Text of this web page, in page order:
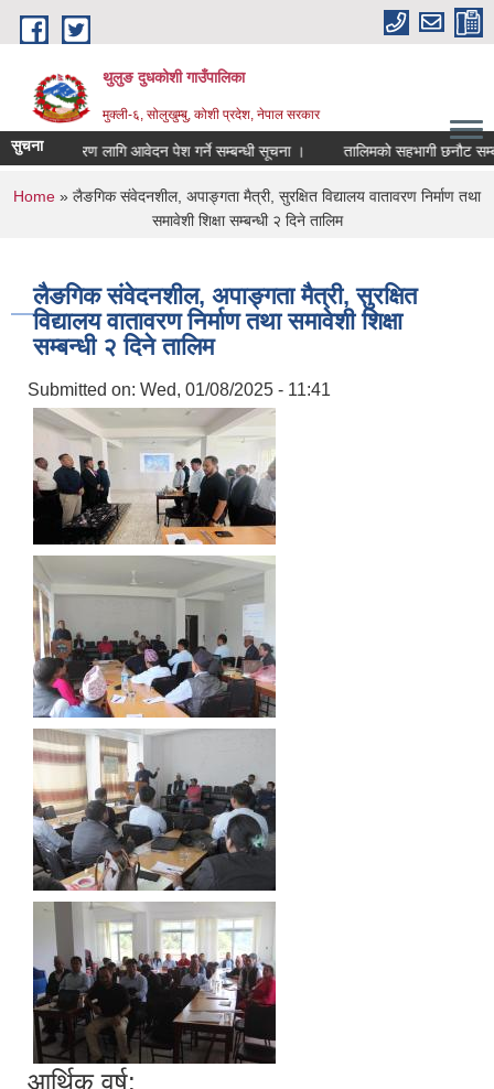
Skip to main content
थुलुङ दुधकोशी गाउँपालिका
मुक्ली-६, सोलुखुम्बु, कोशी प्रदेश, नेपाल सरकार
सुचनासूचीकरण लागि आवेदन पेश गर्ने सम्बन्धी सूचना । तालिमको सहभागी छनौट
You are here
Home » लैङगिक संवेदनशील, अपाङ्गता मैत्री, सुरक्षित विद्यालय वातावरण निर्माण तथा
समावेशी शिक्षा सम्बन्धी २ दिने तालिम
लैङगिक संवेदनशील, अपाङ्गता मैत्री, सुरक्षित
विद्यालय वातावरण निर्माण तथा समावेशी शिक्षा
सम्बन्धी २ दिने तालिम
Submitted on: Wed, 01/08/2025 - 11:41
आर्थिक वर्ष: